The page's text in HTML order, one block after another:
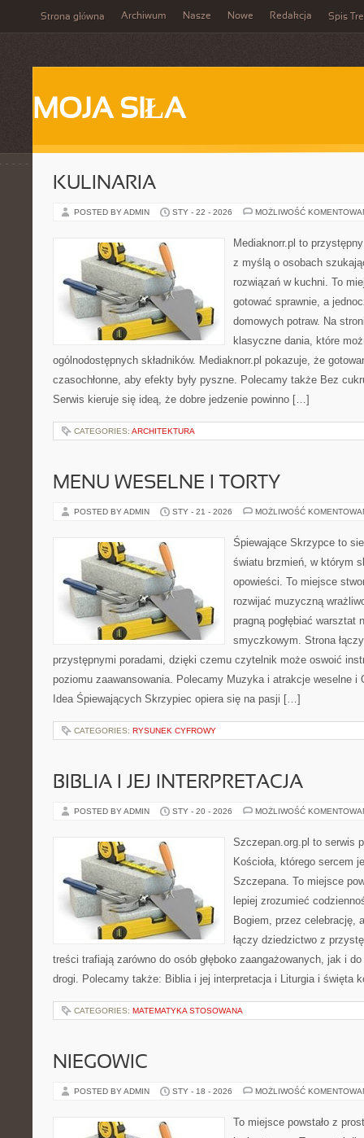
Strona główna Archiwum Nasze Nowe Redakcja Spis
MOJA SIŁA
KULINARIA
POSTED BY ADMIN STY - 22 - 2026 MOŻLIWOŚĆ
Mediaknorr.pl to
z myślą o osobach
rozwiązań w kuchni. To
gotować sprawnie, a
domowych potraw. Na
klasyczne dania, które
ogólnodostępnych składników. Mediaknorr.pl pokazuje, że
czasochłonne, aby efekty były pyszne. Polecamy także Bez
Serwis kieruje się ideą, że dobre jedzenie powinno […]
CATEGORIES: ARCHITEKTURA
MENU WESELNE I TORTY
POSTED BY ADMIN STY - 21 - 2026 MOŻLIWOŚĆ
Śpiewające Skrzypce to
światu brzmień, w którym
opowieści. To miejsce
rozwijać muzyczną
pragną pogłębiać warsztat
smyczkowym. Strona
przystępnymi poradami, dzięki czemu czytelnik może oswoić
poziomu zaawansowania. Polecamy Muzyka i atrakcje weselne i
Idea Śpiewających Skrzypiec opiera się na pasji […]
CATEGORIES: RYSUNEK CYFROWY
BIBLIA I JEJ INTERPRETACJA
POSTED BY ADMIN STY - 20 - 2026 MOŻLIWOŚĆ
Szczepan.org.pl to serwis
Kościoła, którego sercem
Szczepana. To miejsce
lepiej zrozumieć
Bogiem, przez celebrację,
łączy dziedzictwo z
treści trafiają zarówno do osób głęboko zaangażowanych, jak i
drogi. Polecamy także: Biblia i jej interpretacja i Liturgia i święta
CATEGORIES: MATEMATYKA STOSOWANA
NIEGOWIC
POSTED BY ADMIN STY - 18 - 2026 MOŻLIWOŚĆ
To miejsce powstało z